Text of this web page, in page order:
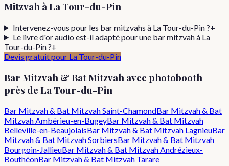
Mitzvah àLa Tour-du-Pin
Intervenez-vous pour les bar mitzvahs à La Tour-du-Pin ?+
Le livre d'or audio est-il adapté pour une bar mitzvah à La
Tour-du-Pin ?+
Devis gratuit pour La Tour-du-Pin
Bar Mitzvah & Bat Mitzvah avec photobooth
près de La Tour-du-Pin
Bar Mitzvah & Bat MitzvahSaint-ChamondBar Mitzvah & Bat
MitzvahAmbérieu-en-BugeyBar Mitzvah & Bat Mitzvah
Belleville-en-BeaujolaisBar Mitzvah & Bat Mitzvah LagnieuBar
Mitzvah & Bat MitzvahSorbiersBar Mitzvah & Bat Mitzvah
Bourgoin-JallieuBar Mitzvah & Bat MitzvahAndrézieux-
BouthéonBar Mitzvah & Bat Mitzvah Tarare